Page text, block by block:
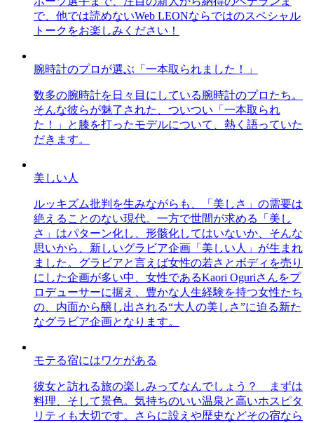
で、他では読めないWeb LEONならではのスペシャル
トークをお楽しみください！
腕時計のプロが選ぶ「一本取られました！」
数多の腕時計を日々目にしている腕時計のプロたち。
そんな彼らが魅了された、ついつい「一本取られ
た！」と膝を打ったモデルについて、熱く語っていた
だきます。
美しい人
ルッキズム批判を生みながらも、「美しさ」の需要は
絶えることのない現代。一方で世間が求める「美し
さ」はパターン化し、形骸化してはいないか、そんな
思いから、新しいグラビア企画「美しい人」が生まれ
ました。グラビアと言えば女性の若さとボディを売り
にした企画が多い中、女性であるKaori Oguriさんをプ
ロデューサーに据え、豊かな人生経験を持つ女性たち
の、内面から醸し出される“大人の美しさ”に迫る新た
なグラビア企画となります。
モテる宿にはワケがある
彼女と訪れる旅の楽しみってなんでしょう？ まずは
料理、そして景色。気持ちのいい温泉と高いホスピタ
リティも大切です。さらに設えや歴史などその宿なら